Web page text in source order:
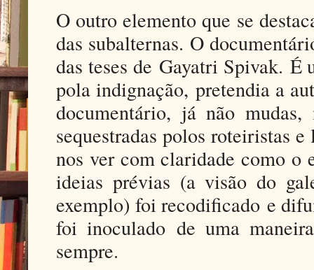
O outro elemento que se
das subalternas. O
das teses de Gayatri Spivak. É
pola indignação, pretendia a
documentário, já não
sequestradas polos roteiristas
nos ver com claridade como o
ideias prévias (a visão do
exemplo) foi recodificado e
foi inoculado de uma
sempre.